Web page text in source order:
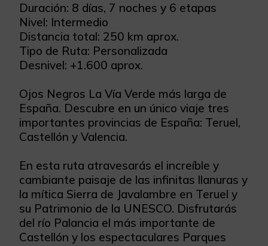
Duración: 8 días, 7 noches y 6 etapas
Nivel: Intermedio
Distancia total: 250 km aprox.
Tipo de Ruta: Personalizada
Desnivel: +1.600 aprox.
Ojos Negros La Vía Verde más larga de
España. Descubre en un único viaje tres
importantes provincias de España: Teruel,
Castellón y Valencia.
En esta ruta atravesarás el increíble y
cambiante paisaje de las infinitas llanuras y
la mítica Sierra de Javalambre en Teruel y
su Patrimonio de la UNESCO. Disfrutarás
del río Palancia el más importante de
Castellón y los espectaculares Parques